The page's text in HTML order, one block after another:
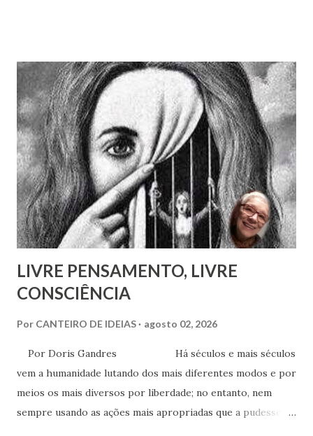
Damas Martins e, particularmente, da querida amiga Lúcia
Bezerra, sobrinha-bisneta de Bezerra, residente em
Fortaleza, conseguimos montar a maior parte desse
intricado quebra-cabeças, cujas informações
compartilhamos neste mês em que relembramos os 180
anos de seu nascimento. Bezerra casou-se...
LIVRE PENSAMENTO, LIVRE
CONSCIÊNCIA
Por CANTEIRO DE IDEIAS agosto 02, 2026
Por Doris Gandres Há séculos e mais séculos
vem a humanidade lutando dos mais diferentes modos e por
meios os mais diversos por liberdade; no entanto, nem
sempre usando as ações mais apropriadas que a pudessem